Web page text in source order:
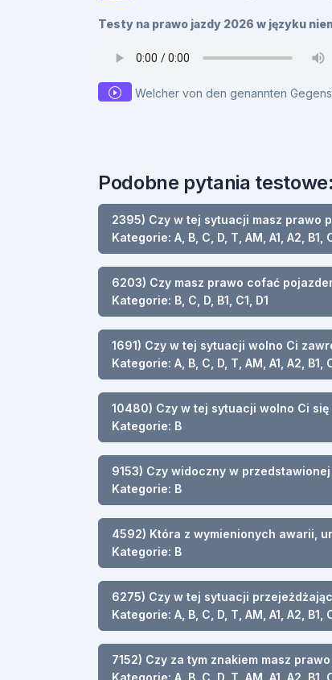
Testy na prawo jazdy 2026 w języku
Welcher von den genannten
Podobne pytania testowe:
2395) Czy w tej sytuacji masz prawo
Kategorie: A, B, C, D, T, AM, A1, A2, B1,
6203) Czy masz prawo cofać
Kategorie: B, C, D, B1, C1, D1
1691) Czy w tej sytuacji wolno Ci
Kategorie: A, B, C, D, T, AM, A1, A2, B1,
10480) Czy w tej sytuacji wolno Ci
Kategorie: B
9153) Czy widoczny w
Kategorie: B
4592) Która z wymienionych awarii,
Kategorie: B
6275) Czy w tej sytuacji
Kategorie: A, B, C, D, T, AM, A1, A2, B1,
7152) Czy za tym znakiem masz
Kategorie: A, B, C, D, T, AM, A1, A2, B1,